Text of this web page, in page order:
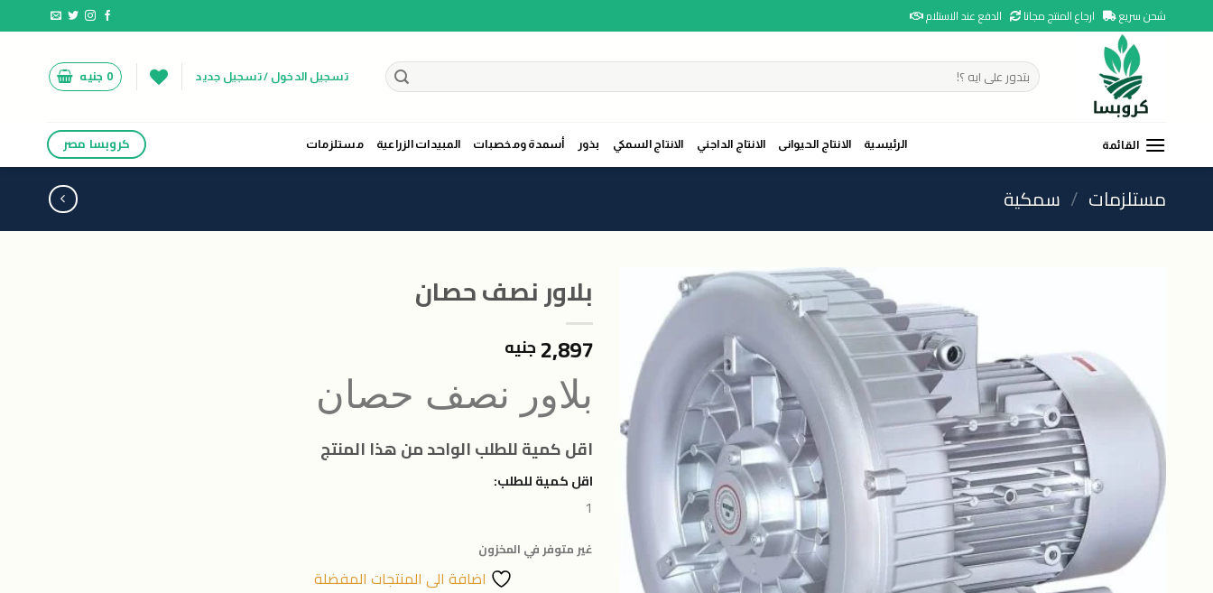
to
شحن سريع ارجاع المنتج مجانا الدفع عند الاستلام
البحث
عن:
تسجيل الدخول / تسجيل جديد 0 جنيه
القائمة الرئيسية الانتاج الحيوانى الانتاج الداجني الانتاج السمكي بذور أسمدة ومخصبات المبيدات الزراعية مستلزمات كروبسا مصر
مستلزمات / سمكية
اضافة
الى
المنتجات
المفضلة
بلاور نصف حصان
2,897 جنيه
بلاور نصف حصان
اقل كمية للطلب الواحد من هذا المنتج
اقل كمية للطلب:
1
غير متوفر في المخزون
اضافة الى المنتجات المفضلة